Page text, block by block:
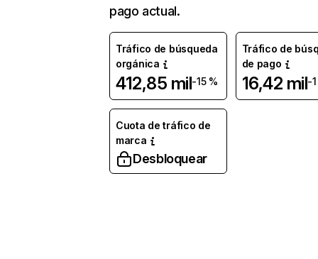
pago actual.
Tráfico de búsqueda
orgánica
412,85 mil-15 %
Tráfico de
de pago
16,42 mil-
Cuota de tráfico de
marca
Desbloquear